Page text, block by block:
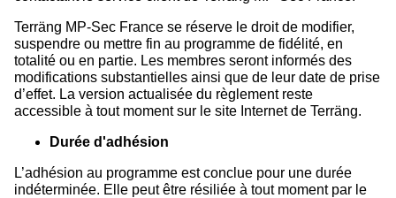
Terräng MP-Sec France se réserve le droit de modifier,
suspendre ou mettre fin au programme de fidélité, en
totalité ou en partie. Les membres seront informés des
modifications substantielles ainsi que de leur date de prise
d’effet. La version actualisée du règlement reste
accessible à tout moment sur le site Internet de Terräng.
Durée d'adhésion
L’adhésion au programme est conclue pour une durée
indéterminée. Elle peut être résiliée à tout moment par le